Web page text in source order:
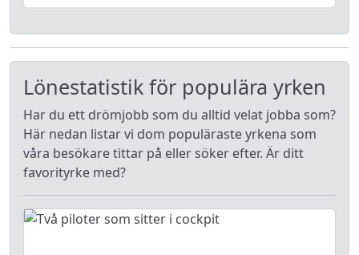
Lönestatistik för populära yrken
Har du ett drömjobb som du alltid velat jobba som?
Här nedan listar vi dom populäraste yrkena som
våra besökare tittar på eller söker efter. Är ditt
favorityrke med?